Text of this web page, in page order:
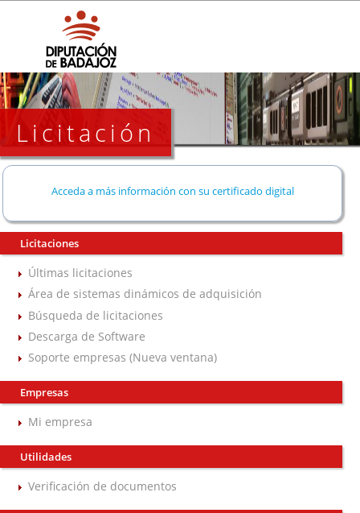
Licitación
Acceda a más información con su certificado digital
Licitaciones
Últimas licitaciones
Área de sistemas dinámicos de adquisición
Búsqueda de licitaciones
Descarga de Software
Soporte empresas (Nueva ventana)
Empresas
Mi empresa
Utilidades
Verificación de documentos